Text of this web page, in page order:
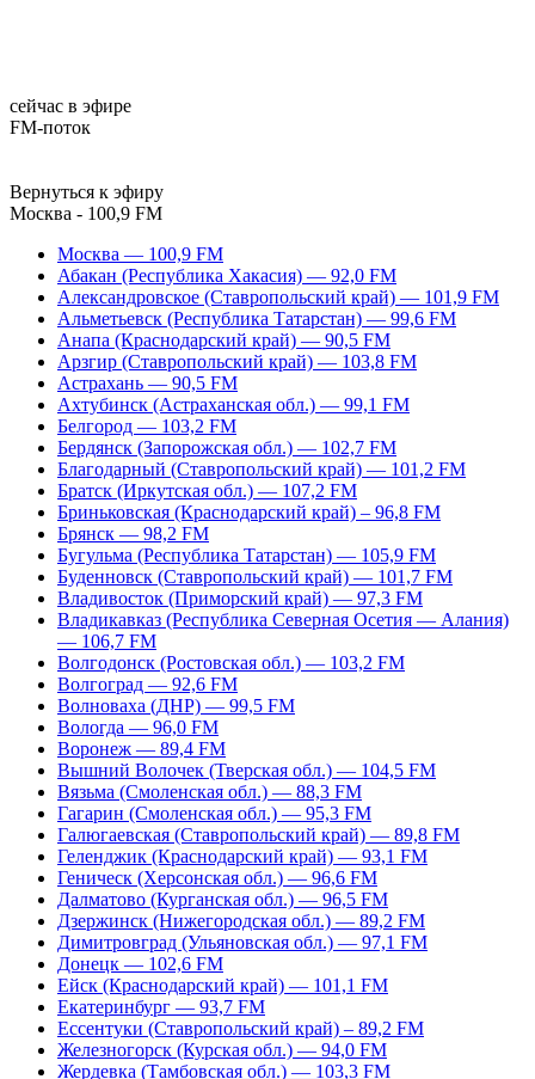
сейчас в эфире
FM-поток
Вернуться к эфиру
Москва - 100,9 FM
Москва — 100,9 FM
Абакан (Республика Хакасия) — 92,0 FM
Александровское (Ставропольский край) — 101,9 FM
Альметьевск (Республика Татарстан) — 99,6 FM
Анапа (Краснодарский край) — 90,5 FM
Арзгир (Ставропольский край) — 103,8 FM
Астрахань — 90,5 FM
Ахтубинск (Астраханская обл.) — 99,1 FM
Белгород — 103,2 FM
Бердянск (Запорожская обл.) — 102,7 FM
Благодарный (Ставропольский край) — 101,2 FM
Братск (Иркутская обл.) — 107,2 FM
Бриньковская (Краснодарский край) – 96,8 FM
Брянск — 98,2 FM
Бугульма (Республика Татарстан) — 105,9 FM
Буденновск (Ставропольский край) — 101,7 FM
Владивосток (Приморский край) — 97,3 FM
Владикавказ (Республика Северная Осетия — Алания)
— 106,7 FM
Волгодонск (Ростовская обл.) — 103,2 FM
Волгоград — 92,6 FM
Волноваха (ДНР) — 99,5 FM
Вологда — 96,0 FM
Воронеж — 89,4 FM
Вышний Волочек (Тверская обл.) — 104,5 FM
Вязьма (Смоленская обл.) — 88,3 FM
Гагарин (Смоленская обл.) — 95,3 FM
Галюгаевская (Ставропольский край) — 89,8 FM
Геленджик (Краснодарский край) — 93,1 FM
Геническ (Херсонская обл.) — 96,6 FM
Далматово (Курганская обл.) — 96,5 FM
Дзержинск (Нижегородская обл.) — 89,2 FM
Димитровград (Ульяновская обл.) — 97,1 FM
Донецк — 102,6 FM
Ейск (Краснодарский край) — 101,1 FM
Екатеринбург — 93,7 FM
Ессентуки (Ставропольский край) – 89,2 FM
Железногорск (Курская обл.) — 94,0 FM
Жердевка (Тамбовская обл.) — 103,3 FM